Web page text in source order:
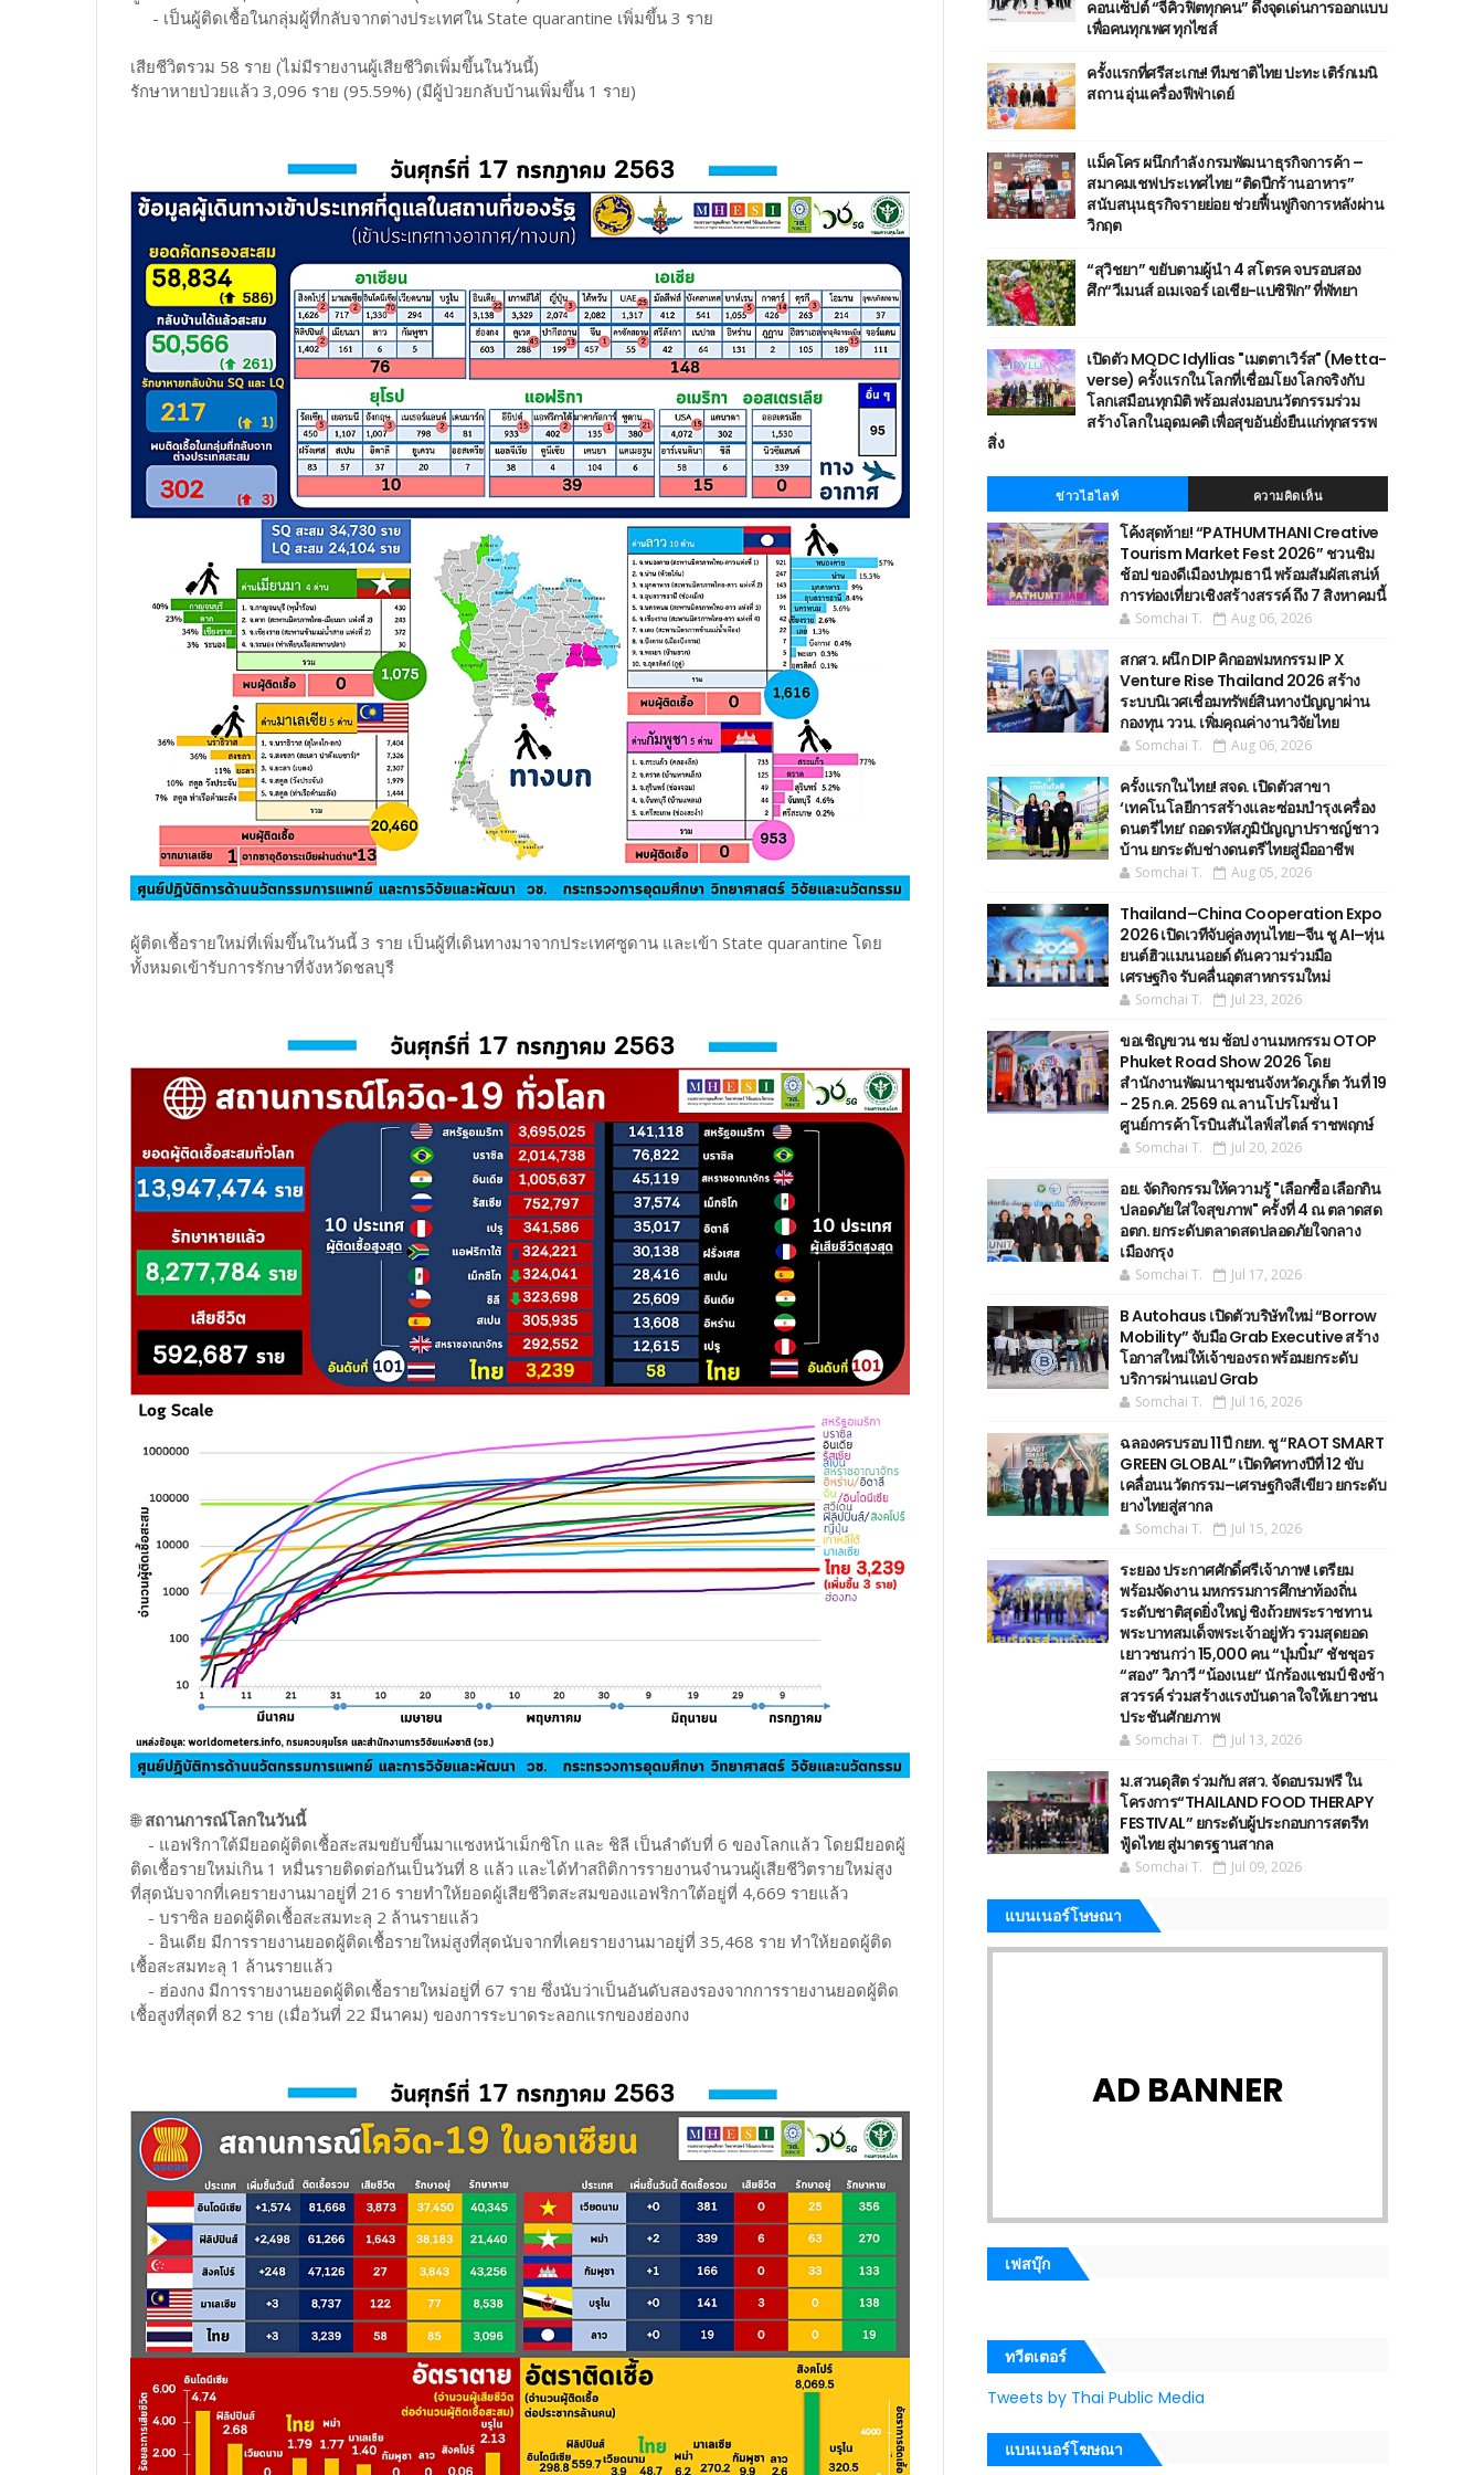
- เป็นผู้ติดเชื้อในกลุ่มผู้ที่กลับจากต่างประเทศใน State quarantine เพิ่มขึ้น 3 ราย
เสียชีวิตรวม 58 ราย (ไม่มีรายงานผู้เสียชีวิตเพิ่มขึ้นในวันนี้)
รักษาหายป่วยแล้ว 3,096 ราย (95.59%) (มีผู้ป่วยกลับบ้านเพิ่มขึ้น 1 ราย)
ผู้ติดเชื้อรายใหม่ที่เพิ่มขึ้นในวันนี้ 3 ราย เป็นผู้ที่เดินทางมาจากประเทศซูดาน และเข้า State quarantine โดย
ทั้งหมดเข้ารับการรักษาที่จังหวัดชลบุรี
🌐สถานการณ์โลกในวันนี้
- แอฟริกาใต้มียอดผู้ติดเชื้อสะสมขยับขึ้นมาแซงหน้าเม็กซิโก และ ชิลี เป็นลำดับที่ 6 ของโลกแล้ว โดยมียอดผู้
ติดเชื้อรายใหม่เกิน 1 หมื่นรายติดต่อกันเป็นวันที่ 8 แล้ว และได้ทำสถิติการรายงานจำนวนผู้เสียชีวิตรายใหม่สูง
ที่สุดนับจากที่เคยรายงานมาอยู่ที่ 216 รายทำให้ยอดผู้เสียชีวิตสะสมของแอฟริกาใต้อยู่ที่ 4,669 รายแล้ว
- บราซิล ยอดผู้ติดเชื้อสะสมทะลุ 2 ล้านรายแล้ว
- อินเดีย มีการรายงานยอดผู้ติดเชื้อรายใหม่สูงที่สุดนับจากที่เคยรายงานมาอยู่ที่ 35,468 ราย ทำให้ยอดผู้ติด
เชื้อสะสมทะลุ 1 ล้านรายแล้ว
- ฮ่องกง มีการรายงานยอดผู้ติดเชื้อรายใหม่อยู่ที่ 67 ราย ซึ่งนับว่าเป็นอันดับสองรองจากการรายงานยอดผู้ติด
เชื้อสูงที่สุดที่ 82 ราย (เมื่อวันที่ 22 มีนาคม) ของการระบาดระลอกแรกของฮ่องกง
คอนเซ็ปต์ “จีคิวฟิตทุกคน” ดึงจุดเด่นการออกแบบ
เพื่อคนทุกเพศ ทุกไซส์
ครั้งแรกที่ศรีสะเกษ! ทีมชาติไทย ปะทะ เติร์กเมนิ
สถาน อุ่นเครื่องฟีฟ่าเดย์
แม็คโคร ผนึกกำลัง กรมพัฒนาธุรกิจการค้า –
สมาคมเชฟประเทศไทย “ติดปีกร้านอาหาร”
สนับสนุนธุรกิจรายย่อย ช่วยฟื้นฟูกิจการหลังผ่าน
วิกฤต
“สุวิชยา” ขยับตามผู้นำ 4 สโตรค จบรอบสอง
ศึก“วีเมนส์ อเมเจอร์ เอเชีย-แปซิฟิก” ที่พัทยา
เปิดตัว MQDC Idyllias "เมตตาเวิร์ส" (Metta-
verse) ครั้งแรกในโลกที่เชื่อมโยงโลกจริงกับ
โลกเสมือนทุกมิติ พร้อมส่งมอบนวัตกรรมร่วม
สร้างโลกในอุดมคติ เพื่อสุขอันยั่งยืนแก่ทุกสรรพ
สิ่ง
ข่าวไฮไลท์ ความคิดเห็น
โค้งสุดท้าย! “PATHUMTHANI Creative
Tourism Market Fest 2026” ชวนชิม
ช้อป ของดีเมืองปทุมธานี พร้อมสัมผัสเสน่ห์
การท่องเที่ยวเชิงสร้างสรรค์ ถึง 7 สิงหาคมนี้
Somchai T. Aug 06, 2026
สกสว. ผนึก DIP คิกออฟมหกรรม IP X
Venture Rise Thailand 2026 สร้าง
ระบบนิเวศเชื่อมทรัพย์สินทางปัญญาผ่าน
กองทุน ววน. เพิ่มคุณค่างานวิจัยไทย
Somchai T. Aug 06, 2026
ครั้งแรกในไทย! สจด. เปิดตัวสาขา
‘เทคโนโลยีการสร้างและซ่อมบำรุงเครื่อง
ดนตรีไทย’ ​ถอดรหัสภูมิปัญญาปราชญ์ชาว
บ้าน ยกระดับช่างดนตรีไทยสู่มืออาชีพ
Somchai T. Aug 05, 2026
Thailand–China Cooperation Expo
2026 เปิดเวทีจับคู่ลงทุนไทย–จีน ชู AI–หุ่น
ยนต์ฮิวแมนนอยด์ ดันความร่วมมือ
เศรษฐกิจ รับคลื่นอุตสาหกรรมใหม่
Somchai T. Jul 23, 2026
ขอเชิญขวน ชม ช้อป งานมหกรรม OTOP
Phuket Road Show 2026 โดย
สำนักงานพัฒนาชุมชนจังหวัดภูเก็ต วันที่ 19
- 25 ก.ค. 2569 ณ.ลานโปรโมชั่น 1
ศูนย์การค้าโรบินสันไลฟ์สไตล์ ราชพฤกษ์
Somchai T. Jul 20, 2026
อย. จัดกิจกรรมให้ความรู้ "เลือกซื้อ เลือกกิน
ปลอดภัยใส่ใจสุขภาพ" ครั้งที่ 4 ณ ตลาดสด
อตก. ยกระดับตลาดสดปลอดภัยใจกลาง
เมืองกรุง
Somchai T. Jul 17, 2026
B Autohaus เปิดตัวบริษัทใหม่ “Borrow
Mobility” จับมือ Grab Executive สร้าง
โอกาสใหม่ให้เจ้าของรถ พร้อมยกระดับ
บริการผ่านแอป Grab
Somchai T. Jul 16, 2026
ฉลองครบรอบ 11 ปี กยท. ชู “RAOT SMART
GREEN GLOBAL” เปิดทิศทางปีที่ 12 ขับ
เคลื่อนนวัตกรรม–เศรษฐกิจสีเขียว ยกระดับ
ยางไทยสู่สากล
Somchai T. Jul 15, 2026
ระยอง ประกาศศักดิ์ศรีเจ้าภาพ! เตรียม
พร้อมจัดงาน มหกรรมการศึกษาท้องถิ่น
ระดับชาติสุดยิ่งใหญ่ ชิงถ้วยพระราชทาน
พระบาทสมเด็จพระเจ้าอยู่หัว รวมสุดยอด
เยาวชนกว่า 15,000 คน “บุ๋มบิ๋ม” ชัชชุอร
“สอง” วิภาวี “น้องเนย“ นักร้องแชมป์ ชิงช้า
สวรรค์ ร่วมสร้างแรงบันดาลใจให้เยาวชน
ประชันศักยภาพ
Somchai T. Jul 13, 2026
ม.สวนดุสิต ร่วมกับ สสว. จัดอบรมฟรี ใน
โครงการ“THAILAND FOOD THERAPY
FESTIVAL” ยกระดับผู้ประกอบการสตรีท
ฟู้ดไทย สู่มาตรฐานสากล
Somchai T. Jul 09, 2026
แบนเนอร์โษษณา
AD BANNER
เฟสบุ๊ก
ทวีตเตอร์
Tweets by Thai Public Media
แบนเนอร์โฆษณา